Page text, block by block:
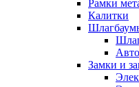
Рамки
Калитки
Замки и